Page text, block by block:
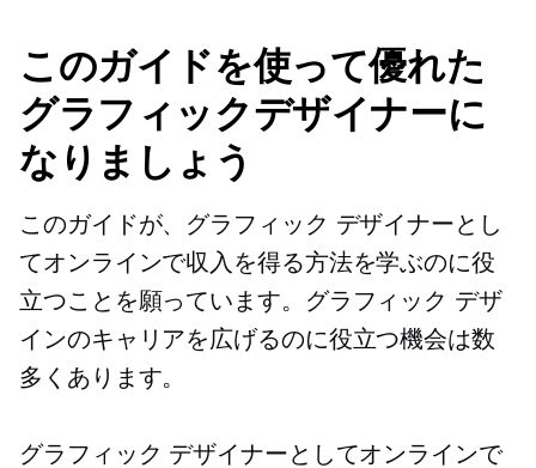
このガイドを使って優れた
グラフィックデザイナーに
なりましょう
このガイドが、グラフィック デザイナーとし
てオンラインで収入を得る方法を学ぶのに役
立つことを願っています。グラフィック デザ
インのキャリアを広げるのに役立つ機会は数
多くあります。
グラフィック デザイナーとしてオンラインで